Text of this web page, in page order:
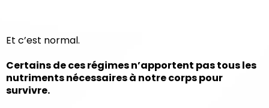
Et c’est normal.
Certains de ces régimes n’apportent pas tous les
nutriments nécessaires à notre corps pour
survivre.